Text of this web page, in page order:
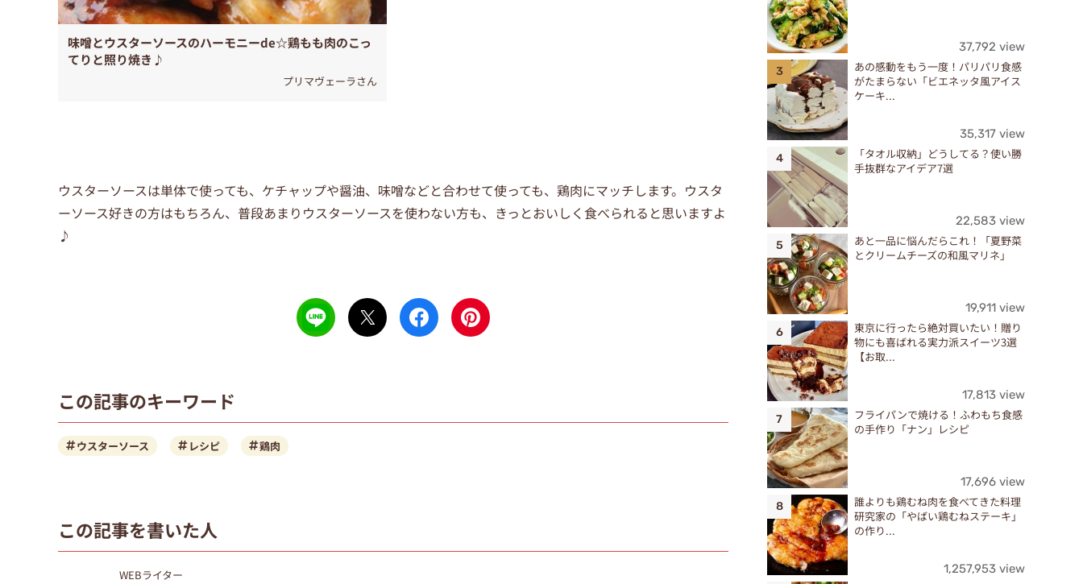
味噌とウスターソースのハーモニーde☆鶏もも肉のこっ
てりと照り焼き♪
プリマヴェーラさん
ウスターソースは単体で使っても、ケチャップや醤油、味噌などと合わせて使っても、鶏肉にマッチします。ウスタ
ーソース好きの方はもちろん、普段あまりウスターソースを使わない方も、きっとおいしく食べられると思いますよ
♪
この記事のキーワード
ウスターソース レシピ 鶏肉
この記事を書いた人
WEBライター
37,792 view
あの感動をもう一度！パリパリ食感
がたまらない「ビエネッタ風アイス
ケーキ...
35,317 view
「タオル収納」どうしてる？使い勝
手抜群なアイデア7選
22,583 view
あと一品に悩んだらこれ！「夏野菜
とクリームチーズの和風マリネ」
19,911 view
東京に行ったら絶対買いたい！贈り
物にも喜ばれる実力派スイーツ3選
【お取...
17,813 view
フライパンで焼ける！ふわもち食感
の手作り「ナン」レシピ
17,696 view
誰よりも鶏むね肉を食べてきた料理
研究家の「やばい鶏むねステーキ」
の作り...
1,257,953 view